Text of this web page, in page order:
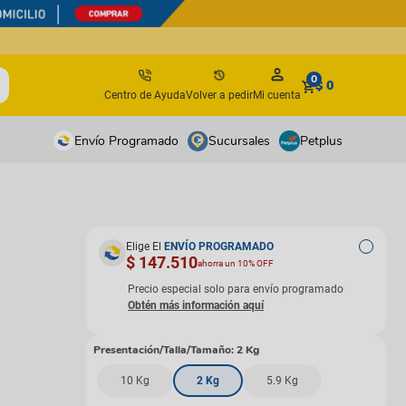
Centro de AyudaVolver a pedirMi cuenta
0$ 0
Envío Programado Sucursales Petplus
Elige El ENVÍO PROGRAMADO
$ 147.510ahorra un 10% OFF
Precio especial solo para envío programado
Presentación/Talla/Tamaño:2 Kg
10 Kg 2 Kg 5.9 Kg